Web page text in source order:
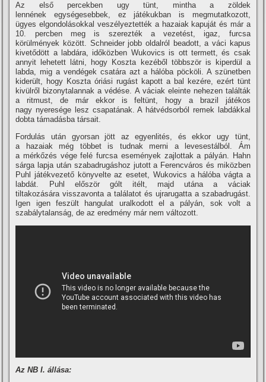
Az első percekben ugy tünt, mintha a zöldek
lennének egységesebbek, ez játékukban is megmutatkozott,
ügyes elgondolásokkal veszélyeztették a hazaiak kapuját és már a
10. percben meg is szerezték a vezetést, igaz, furcsa
körülmények között. Schneider jobb oldalról beadott, a váci kapus
kivetődött a labdára, időközben Wukovics is ott termett, és csak
annyit lehetett látni, hogy Koszta kezéből többször is kiperdül a
labda, mig a vendégek csatára azt a hálóba pöcköli. A szünetben
kiderült, hogy Koszta óriási rugást kapott a bal kezére, ezért tünt
kivülről bizonytalannak a védése. A váciak eleinte nehezen találták
a ritmust, de már ekkor is feltünt, hogy a brazil játékos
nagy nyeresége lesz csapatának. A hátvédsorból remek labdákkal
dobta támadásba társait.
Fordulás után gyorsan jött az egyenlités, és ekkor ugy tünt,
a hazaiak még többet is tudnak merni a levesestálból. Ám
a mérkőzés vége felé furcsa események zajlottak a pályán. Hahn
sárga lapja után szabadrugáshoz jutott a Ferencváros és miközben
Puhl játékvezető könyvelte az esetet, Wukovics a hálóba vágta a
labdát. Puhl először gólt itélt, majd utána a váciak
tiltakozására visszavonta a találatot és ujrarugatta a szabadrugást.
Igen igen feszült hangulat uralkodott el a pályán, sok volt a
szabálytalanság, de az eredmény már nem változott.
Az NB I. állása: